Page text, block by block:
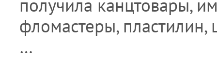
получила канцтовары,
фломастеры,
…